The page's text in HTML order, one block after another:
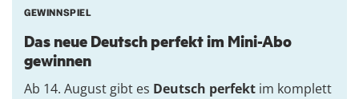
GEWINNSPIEL
Das neue Deutsch perfekt im Mini-Abo
gewinnen
Ab 14. August gibt es Deutsch perfekt im komplett